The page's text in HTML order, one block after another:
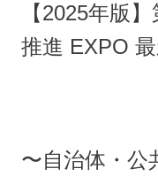
【2025年版
推進 EXPO
〜自治体・公